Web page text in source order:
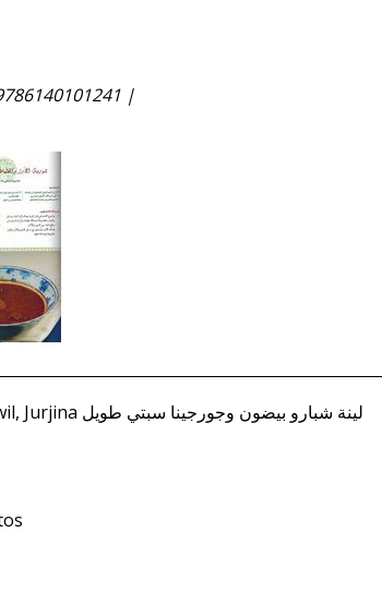
|
Baydun, Lina / Tawil, Jurjina لينة شبارو بيضون وجورجينا سبتي طويل